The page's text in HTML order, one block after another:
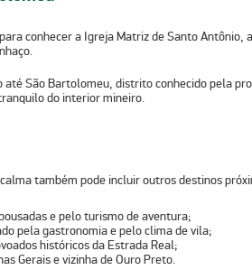
conhecer a Igreja Matriz de Santo Antônio,
atéSão Bartolomeu, distrito conhecido pela
do interior mineiro.
também pode incluir outros destinos
e pelo turismo de aventura;
pela gastronomia e pelo clima de vila;
históricos da Estrada Real;
Gerais e vizinha de Ouro Preto.